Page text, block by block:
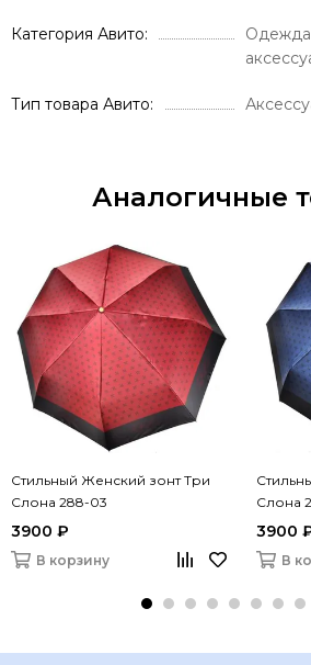
Категория Авито
Тип товара Авито
Аналогичные
Стильный Женский зонт Три
Слона 288-03
3900 ₽
В корзину
Слона
3900
В